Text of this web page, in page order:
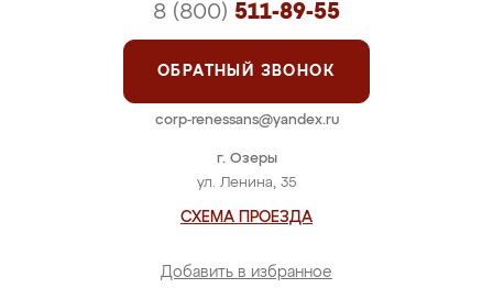
г. Озеры
ул. Ленина, 35
СХЕМА ПРОЕЗДА
Добавить в избранное
8 (800) 511-89-55
ОБРАТНЫЙ ЗВОНОК
corp-renessans@yandex.ru